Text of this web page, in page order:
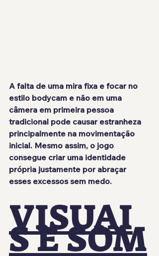
A falta de uma mira fixa e focar no
estilo bodycam e não em uma
câmera em primeira pessoa
tradicional pode causar estranheza
principalmente na movimentação
inicial. Mesmo assim, o jogo
consegue criar uma identidade
própria justamente por abraçar
VISUAI
S E SOM